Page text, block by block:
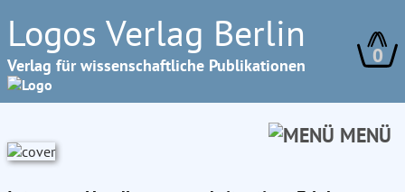
Logos Verlag Berlin
Verlag für wissenschaftliche Publikationen 0
MENÜ